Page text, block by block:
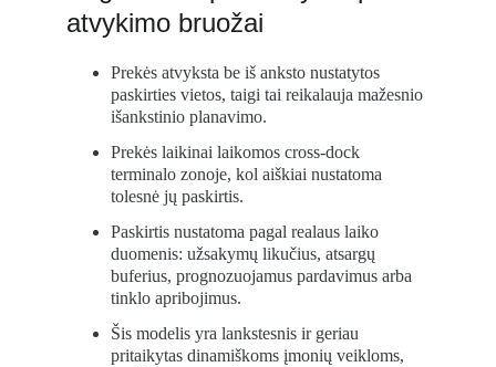
Prekės atvyksta be iš anksto nustatytos
paskirties vietos, taigi tai reikalauja mažesnio
išankstinio planavimo.
Prekės laikinai laikomos cross-dock
terminalo zonoje, kol aiškiai nustatoma
tolesnė jų paskirtis.
Paskirtis nustatoma pagal realaus laiko
duomenis: užsakymų likučius, atsargų
buferius, prognozuojamus pardavimus arba
tinklo apribojimus.
Šis modelis yra lankstesnis ir geriau
pritaikytas dinamiškoms įmonių veikloms,
atvykimo bruožai